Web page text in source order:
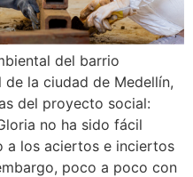
del barrio
la ciudad de Medellín,
del proyecto social:
no ha sido fácil
a los aciertos e inciertos
poco a poco con